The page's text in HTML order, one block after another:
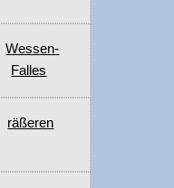
Wessen-
Falles
räßeren